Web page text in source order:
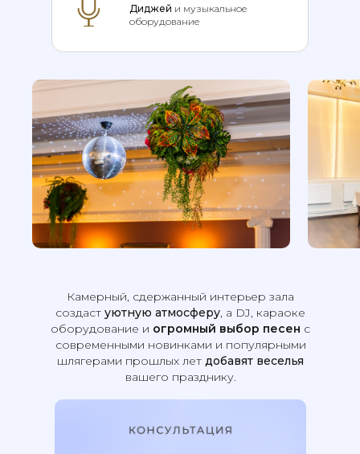
Диджей и музыкальное
оборудование
Камерный, сдержанный интерьер зала
создаст уютную атмосферу, а DJ, караоке
оборудование и огромный выбор песен с
современными новинками и популярными
шлягерами прошлых лет добавят веселья
вашего празднику.
КОНСУЛЬТАЦИЯ